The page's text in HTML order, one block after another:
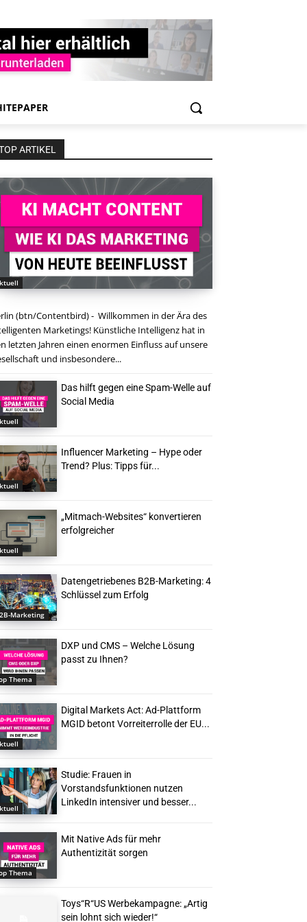
ARTIKEL
(btn/Contentbird) - Willkommen in der Ära des
Marketings! Künstliche Intelligenz hat in
letzten Jahren einen enormen Einfluss auf unsere
und insbesondere...
Das hilft gegen eine Spam-Welle auf
Social Media
Influencer Marketing – Hype oder
Trend? Plus: Tipps für...
„Mitmach-Websites“ konvertieren
erfolgreicher
Marketing
Datengetriebenes B2B-Marketing: 4
Schlüssel zum Erfolg
Thema
DXP und CMS – Welche Lösung
passt zu Ihnen?
Digital Markets Act: Ad-Plattform
MGID betont Vorreiterrolle der EU...
Studie: Frauen in
Vorstandsfunktionen nutzen
LinkedIn intensiver und besser...
Thema
Mit Native Ads für mehr
Authentizität sorgen
Toys“R“US Werbekampagne: „Artig
sein lohnt sich wieder!“